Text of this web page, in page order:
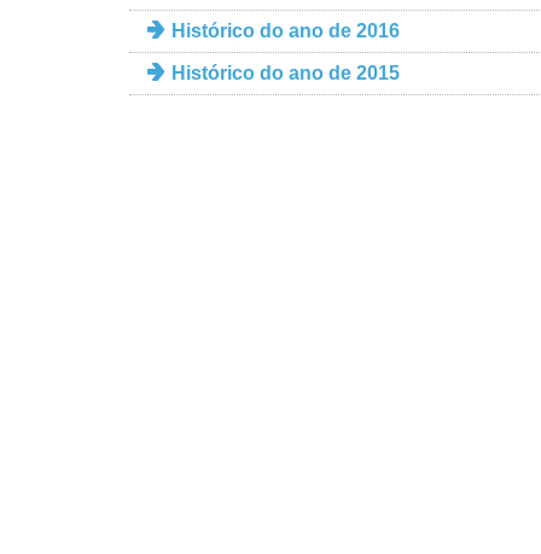
Histórico do ano de 2016
Histórico do ano de 2015